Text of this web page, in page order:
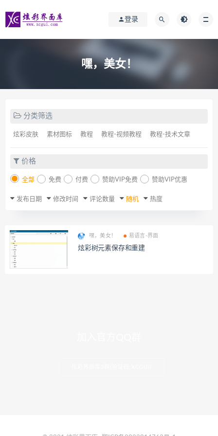
登录
嘿，美女！
分类筛选
炫彩皮肤 素材图标 教程 教程-视频教程 教程-技术文章
价格
全部 免费 付费 赞助VIP免费 赞助VIP优惠
发布日期 修改时间 评论数量 随机 热度
嘿，美女！ 易语言-界面
炫彩树元素保存和重建